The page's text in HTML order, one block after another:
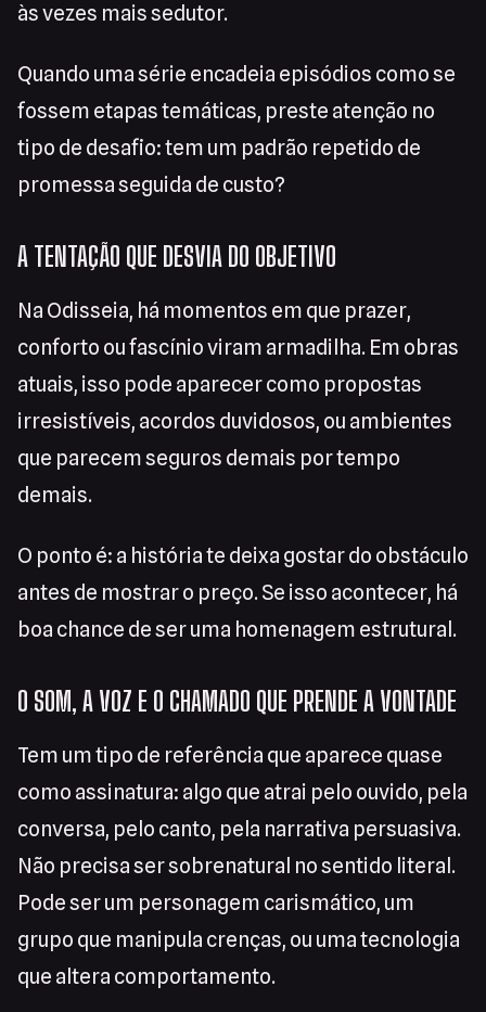
às vezes mais sedutor.
Quando uma série encadeia episódios como se
fossem etapas temáticas, preste atenção no
tipo de desafio: tem um padrão repetido de
promessa seguida de custo?
A TENTAÇÃO QUE DESVIA DO OBJETIVO
Na Odisseia, há momentos em que prazer,
conforto ou fascínio viram armadilha. Em obras
atuais, isso pode aparecer como propostas
irresistíveis, acordos duvidosos, ou ambientes
que parecem seguros demais por tempo
demais.
O ponto é: a história te deixa gostar do obstáculo
antes de mostrar o preço. Se isso acontecer, há
boa chance de ser uma homenagem estrutural.
O SOM, A VOZ E O CHAMADO QUE PRENDE A VONTADE
Tem um tipo de referência que aparece quase
como assinatura: algo que atrai pelo ouvido, pela
conversa, pelo canto, pela narrativa persuasiva.
Não precisa ser sobrenatural no sentido literal.
Pode ser um personagem carismático, um
grupo que manipula crenças, ou uma tecnologia
que altera comportamento.